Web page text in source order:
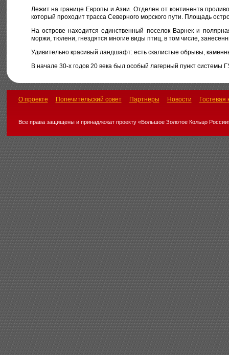
Лежит на границе Европы и Азии. Отделен от континента
который проходит трасса Северного морского пути. Площадь
На острове находится единственный поселок Варнек и
моржи, тюлени, гнездятся многие виды птиц, в том числе,
Удивительно красивый ландшафт: есть скалистые обрывы,
В начале 30-х годов 20 века был особый лагерный пункт
О проекте Попечительский совет Партнёры Новости Гостевая
Все права защищены и принадлежат проекту «Большое Золотое Кольцо